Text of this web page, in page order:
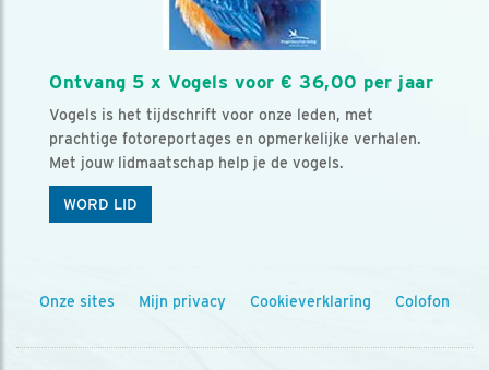
Ontvang 5 x Vogels voor € 36,00 per jaar
Vogels is het tijdschrift voor onze leden, met
prachtige fotoreportages en opmerkelijke verhalen.
Met jouw lidmaatschap help je de vogels.
WORD LID
Onze sites Mijn privacy Cookieverklaring Colofon